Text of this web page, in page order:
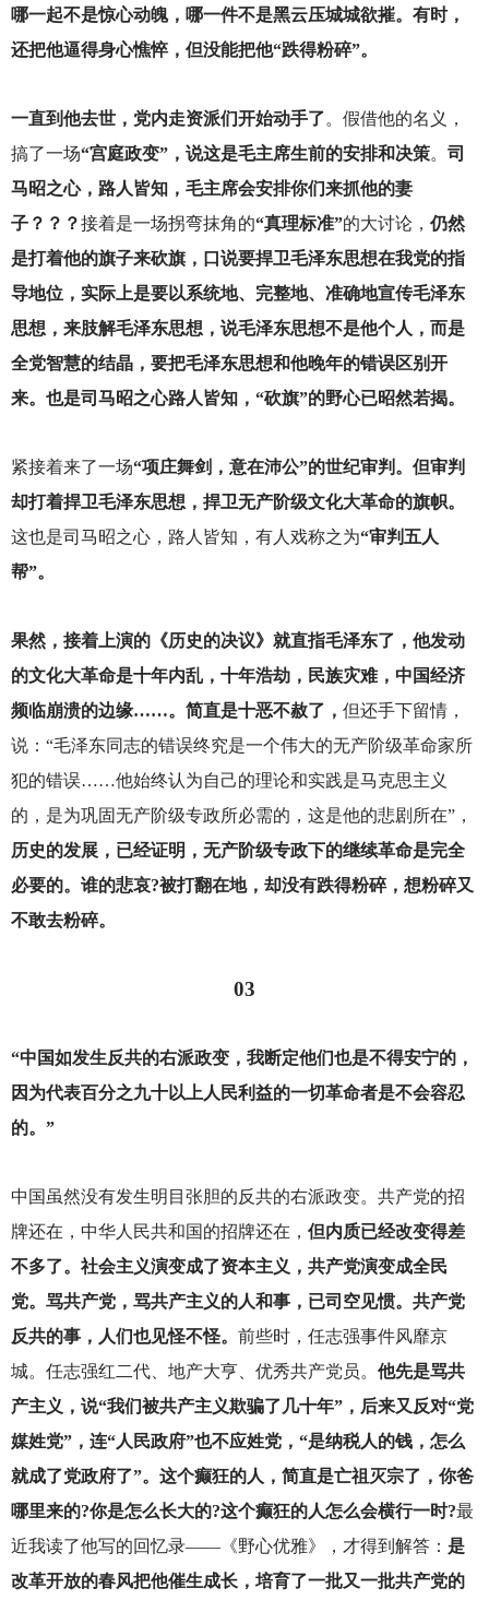
哪一起不是惊心动魄，哪一件不是黑云压城城欲摧。有时，
还把他逼得身心憔悴，但没能把他“跌得粉碎”。
一直到他去世，党内走资派们开始动手了。假借他的名义，
搞了一场“宫庭政变”，说这是毛主席生前的安排和决策。 司
马昭之心，路人皆知，毛主席会安排你们来抓他的妻
子？？？接着是一场拐弯抹角的“真理标准”的大讨论， 仍然
是打着他的旗子来砍旗，口说要捍卫毛泽东思想在我党的指
导地位，实际上是要以系统地、完整地、准确地宣传毛泽东
思想，来肢解毛泽东思想，说毛泽东思想不是他个人，而是
全党智慧的结晶，要把毛泽东思想和他晚年的错误区别开
来。也是司马昭之心路人皆知，“砍旗”的野心已昭然若揭。
紧接着来了一场“项庄舞剑，意在沛公”的世纪审判。但审判
却打着捍卫毛泽东思想，捍卫无产阶级文化大革命的旗帜。
这也是司马昭之心，路人皆知，有人戏称之为“审判五人
帮”。
果然，接着上演的《历史的决议》就直指毛泽东了，他发动
的文化大革命是十年内乱，十年浩劫，民族灾难，中国经济
频临崩溃的边缘……。简直是十恶不赦了， 但还手下留情，
说：“毛泽东同志的错误终究是一个伟大的无产阶级革命家所
犯的错误……他始终认为自己的理论和实践是马克思主义
的，是为巩固无产阶级专政所必需的，这是他的悲剧所在”，
历史的发展，已经证明，无产阶级专政下的继续革命是完全
必要的。谁的悲哀?被打翻在地，却没有跌得粉碎，想粉碎又
不敢去粉碎。
03
“中国如发生反共的右派政变，我断定他们也是不得安宁的，
因为代表百分之九十以上人民利益的一切革命者是不会容忍
的。”
中国虽然没有发生明目张胆的反共的右派政变。共产党的招
牌还在，中华人民共和国的招牌还在， 但内质已经改变得差
不多了。社会主义演变成了资本主义，共产党演变成全民
党。骂共产党，骂共产主义的人和事，已司空见惯。共产党
反共的事，人们也见怪不怪。 前些时，任志强事件风靡京
城。任志强红二代、地产大亨、优秀共产党员。 他先是骂共
产主义，说“我们被共产主义欺骗了几十年”，后来又反对“党
媒姓党”，连“人民政府”也不应姓党，“是纳税人的钱，怎么
就成了党政府了”。这个癫狂的人，简直是亡祖灭宗了，你爸
哪里来的?你是怎么长大的?这个癫狂的人怎么会横行一时?最
近我读了他写的回忆录——《野心优雅》，才得到解答： 是
改革开放的春风把他催生成长，培育了一批又一批共产党的